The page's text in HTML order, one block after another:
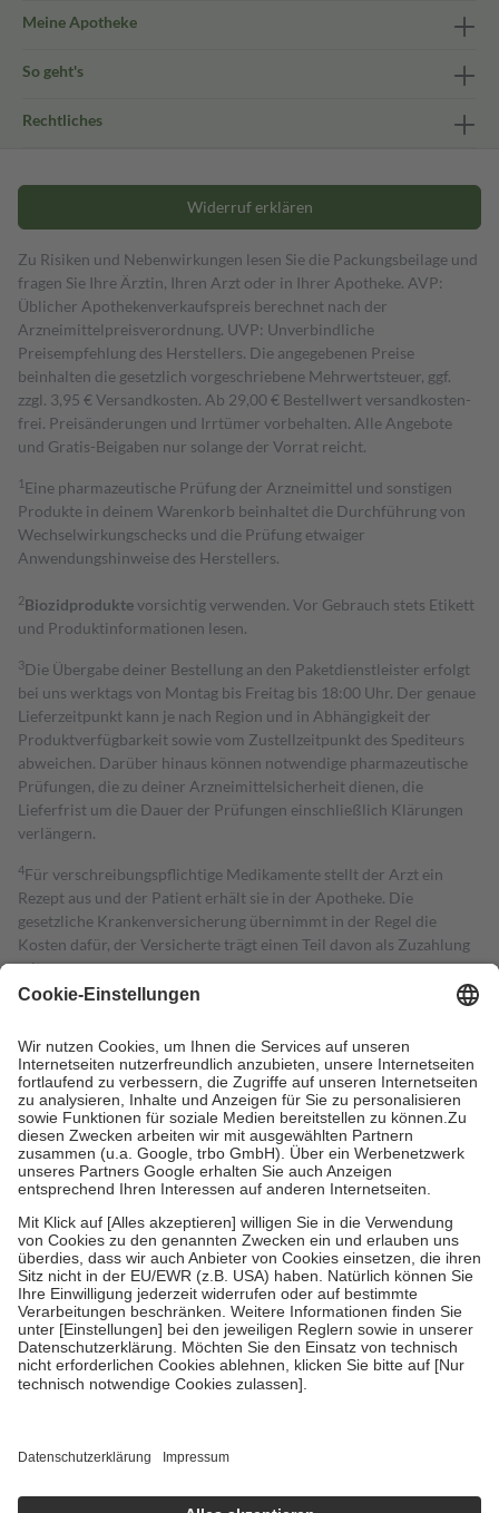
Meine Apotheke
So geht's
Rechtliches
Widerruf erklären
Zu Risiken und Nebenwirkungen lesen Sie die Packungsbeilage und
fragen Sie Ihre Ärztin, Ihren Arzt oder in Ihrer Apotheke. AVP:
Üblicher Apothekenverkaufspreis berechnet nach der
Arzneimittelpreisverordnung. UVP: Unverbindliche
Preisempfehlung des Herstellers. Die angegebenen Preise
beinhalten die gesetzlich vorgeschriebene Mehrwertsteuer, ggf.
zzgl. 3,95 € Versandkosten. Ab 29,00 € Bestell­wert versand­kosten­
frei. Preisänderungen und Irrtümer vorbehalten. Alle Angebote
und Gratis-Beigaben nur solange der Vorrat reicht.
1 Eine pharmazeutische Prüfung der Arzneimittel und sonstigen
Produkte in deinem Warenkorb beinhaltet die Durchführung von
Wechselwirkungschecks und die Prüfung etwaiger
Anwendungshinweise des Herstellers.
2Biozidproduktevorsichtig verwenden. Vor Gebrauch stets Etikett
und Produktinformationen lesen.
3Die Übergabe deiner Bestellung an den Paketdienstleister erfolgt
bei uns werktags von Montag bis Freitag bis 18:00 Uhr. Der genaue
Lieferzeitpunkt kann je nach Region und in Abhängigkeit der
Produktverfügbarkeit sowie vom Zustellzeitpunkt des Spediteurs
abweichen. Darüber hinaus können notwendige pharmazeutische
Prüfungen, die zu deiner Arzneimittelsicherheit dienen, die
Lieferfrist um die Dauer der Prüfungen einschließlich Klärungen
verlängern.
4Für verschreibungspflichtige Medikamente stellt der Arzt ein
Rezept aus und der Patient erhält sie in der Apotheke. Die
gesetzliche Krankenversicherung übernimmt in der Regel die
Kosten dafür, der Versicherte trägt einen Teil davon als Zuzahlung
mit.
Grundsätzlich leisten Mitglieder Zuzahlungen in Höhe von zehn
höchstens zehn Euro.
Es sind jedoch nie mehr als die tatsächlichen
Kosten der Leistung zu entrichten.
Diese Regeln gelten grundsätzlich auch für Online-Apotheken.
Bei Heilmitteln und häuslicher Krankenpflege beträgt die
Zuzahlung zehn Prozent der Kosten sowie zehn Euro je
Verordnung.
Um das Engagement der Versicherten für ihre eigene Gesundheit zu
stärken und die besondere Stellung der Familie zu unterstützen,
fallenkeine Zuzahlungenan bei:
• Kindern und Jugendlichen bis zum vollendeten 18. Lebensjahr
mit Ausnahme der Fahrkosten
• Untersuchungen zur Vorsorge und Früherkennung, die von der
GKV getragen werden
• empfohlenen Schutzimpfungen
• Harn- und Blutteststreifen
getroffen, um sicherzustellen, dass es sich um echte Bewertungen
https://help.etrusted.com/hc/de/articles/4419944605341